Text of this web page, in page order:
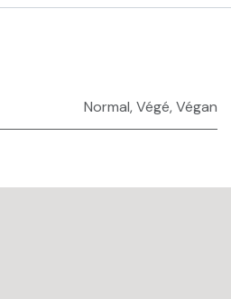
Normal,Végé,Végan